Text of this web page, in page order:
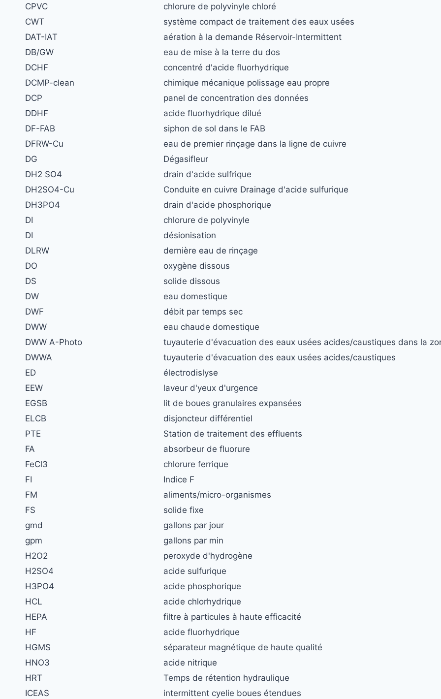
CPVC
chlorure de polyvinyle chloré
CWT
système compact de traitement des eaux usées
DAT-IAT
aération à la demande Réservoir-Intermittent
DB/GW
eau de mise à la terre du dos
DCHF
concentré d'acide fluorhydrique
DCMP-clean
chimique mécanique polissage eau propre
DCP
panel de concentration des données
DDHF
acide fluorhydrique dilué
DF-FAB
siphon de sol dans le FAB
DFRW-Cu
eau de premier rinçage dans la ligne de cuivre
DG
Dégasifleur
DH2 SO4
drain d'acide sulfrique
DH2SO4-Cu
Conduite en cuivre Drainage d'acide sulfurique
DH3PO4
drain d'acide phosphorique
DI
chlorure de polyvinyle
DI
désionisation
DLRW
dernière eau de rinçage
DO
oxygène dissous
DS
solide dissous
DW
eau domestique
DWF
débit par temps sec
DWW
eau chaude domestique
DWW A-Photo
tuyauterie d'évacuation des eaux usées acides/caustiques dans la
DWWA
tuyauterie d'évacuation des eaux usées acides/caustiques
ED
électrodislyse
EEW
laveur d'yeux d'urgence
EGSB
lit de boues granulaires expansées
ELCB
disjoncteur différentiel
PTE
Station de traitement des effluents
FA
absorbeur de fluorure
FeCl3
chlorure ferrique
FI
Indice F
FM
aliments/micro-organismes
FS
solide fixe
gmd
gallons par jour
gpm
gallons par min
H2O2
peroxyde d'hydrogène
H2SO4
acide sulfurique
H3PO4
acide phosphorique
HCL
acide chlorhydrique
HEPA
filtre à particules à haute efficacité
HF
acide fluorhydrique
HGMS
séparateur magnétique de haute qualité
HNO3
acide nitrique
HRT
Temps de rétention hydraulique
ICEAS
intermittent cyelie boues étendues